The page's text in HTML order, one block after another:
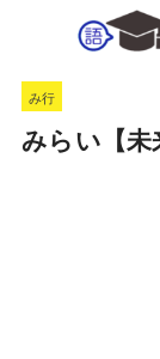
み行
みらい【